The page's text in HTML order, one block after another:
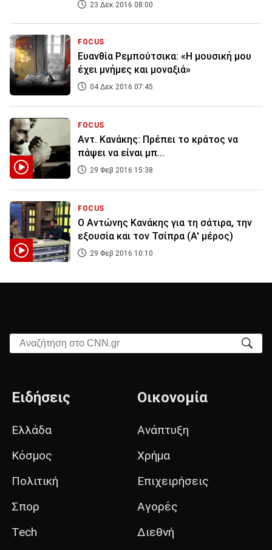
23 Δεκ 2016 08:00
FOCUS
Ευανθία Ρεμπούτσικα: «H μουσική μου
έχει μνήμες και μοναξιά»
04 Δεκ 2016 07:45
FOCUS
Αντ. Κανάκης: Πρέπει το κράτος να
πάψει να είναι μπ...
29 Φεβ 2016 15:38
FOCUS
O Αντώνης Κανάκης για τη σάτιρα, την
εξουσία και τον Τσίπρα (A' μέρος)
29 Φεβ 2016 10:10
Αναζήτηση στο CNN.gr
Ειδήσεις
Ελλάδα
Κόσμος
Πολιτική
Σπορ
Tech
Οικονομία
Ανάπτυξη
Χρήμα
Επιχειρήσεις
Αγορές
Διεθνή